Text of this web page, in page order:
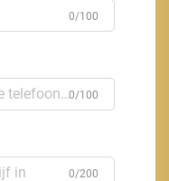
0/100
0/100
0/200